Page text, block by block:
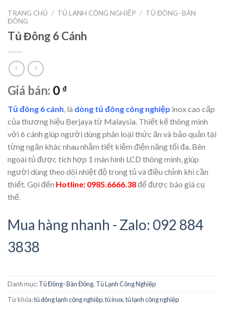
TRANG CHỦ / TỦ LẠNH CÔNG NGHIỆP / TỦ ĐÔNG- BÀN
ĐÔNG
Tủ Đông 6 Cánh
Giá bán: 0 ₫
Tủ đông 6 cánh, là dòng tủ đông công nghiệp inox cao cấp
của thương hiệu Berjaya từ Malaysia. Thiết kế thông minh
với 6 cánh giúp người dùng phân loại thức ăn và bảo quản tại
từng ngăn khác nhau nhằm tiết kiệm điện năng tối đa. Bên
ngoài tủ được tích hợp 1 màn hình LCD thông minh, giúp
người dùng theo dõi nhiệt độ trong tủ và điều chỉnh khi cần
thiết. Gọi đến Hotline: 0985.6666.38để được báo giá cụ
thể.
Mua hàng nhanh - Zalo: 092 884
3838
Danh mục:Tủ Đông- Bàn Đông, Tủ Lạnh Công Nghiệp
Từ khóa:tủ đông lạnh công nghiệp,tủ inox,tủ lạnh công nghiệp